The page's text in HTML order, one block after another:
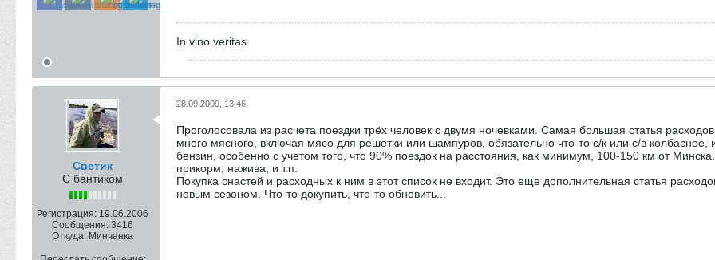
In vino veritas.
Светик
С бантиком
Регистрация: 19.06.2006
Сообщения: 3416
Откуда: Минчанка
28.09.2009, 13:46
Проголосовала из расчета поездки трёх человек с двумя ночевками. Самая большая статья
много мясного, включая мясо для решетки или шампуров, обязательно что-то с/к или с/в
бензин, особенно с учетом того, что 90% поездок на расстояния, как минимум, 100-150 км от
прикорм, нажива, и т.п.
Покупка снастей и расходных к ним в этот список не входит. Это еще дополнительная статья
новым сезоном. Что-то докупить, что-то обновить...